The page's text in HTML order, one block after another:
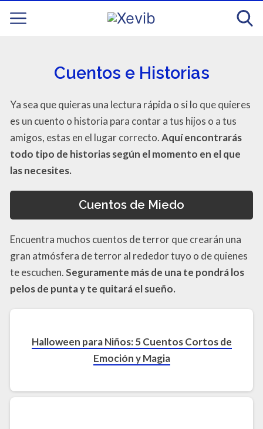
Cuentos e Historias
Ya sea que quieras una lectura rápida o si lo que quieres
es un cuento o historia para contar a tus hijos o a tus
amigos, estas en el lugar correcto.Aquí encontrarás
todo tipo de historias según el momento en el que
las necesites.
Cuentos de Miedo
Encuentra muchos cuentos de terror que crearán una
gran atmósfera de terror al rededor tuyo o de quienes
te escuchen.Seguramente más de una te pondrá los
pelos de punta y te quitará el sueño.
Halloween para Niños: 5 Cuentos Cortos de
Emoción y Magia